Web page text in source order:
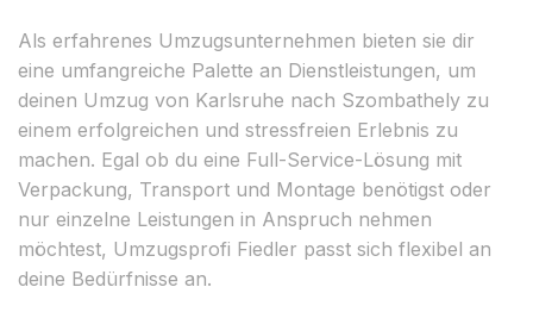
Als erfahrenes Umzugsunternehmen bieten sie dir
eine umfangreiche Palette an Dienstleistungen, um
deinen Umzug von Karlsruhe nach Szombathely zu
einem erfolgreichen und stressfreien Erlebnis zu
machen. Egal ob du eine Full-Service-Lösung mit
Verpackung, Transport und Montage benötigst oder
nur einzelne Leistungen in Anspruch nehmen
möchtest, Umzugsprofi Fiedler passt sich flexibel an
deine Bedürfnisse an.